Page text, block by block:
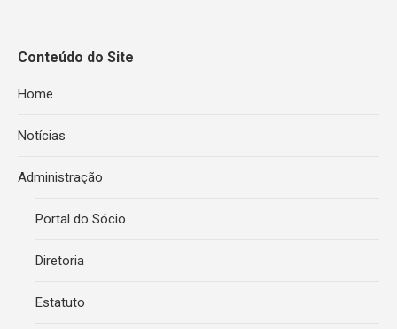
Conteúdo do Site
Home
Notícias
Administração
Portal do Sócio
Diretoria
Estatuto